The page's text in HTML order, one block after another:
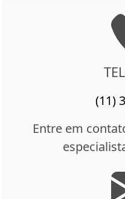
(11)
Entre em